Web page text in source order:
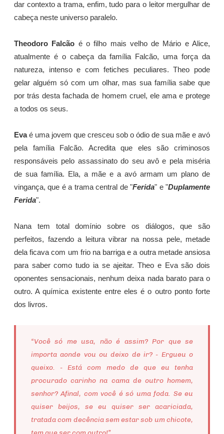
dar contexto a trama, enfim, tudo para o leitor mergulhar de
cabeça neste universo paralelo.
Theodoro Falcão é o filho mais velho de Mário e Alice,
atualmente é o cabeça da família Falcão, uma força da
natureza, intenso e com fetiches peculiares. Theo pode
gelar alguém só com um olhar, mas sua família sabe que
por trás desta fachada de homem cruel, ele ama e protege
a todos os seus.
Evaé uma jovem que cresceu sob o ódio de sua mãe e avó
pela família Falcão. Acredita que eles são criminosos
responsáveis pelo assassinato do seu avô e pela miséria
de sua família. Ela, a mãe e a avó armam um plano de
vingança, que é a trama central de "Ferida" e "Duplamente
Ferida".
Nana tem total domínio sobre os diálogos, que são
perfeitos, fazendo a leitura vibrar na nossa pele, metade
dela ficava com um frio na barriga e a outra metade ansiosa
para saber como tudo ia se ajeitar. Theo e Eva são dois
oponentes sensacionais, nenhum deixa nada barato para o
outro. A química existente entre eles é o outro ponto forte
dos livros.
“Você só me usa, não é assim? Por que se
importa aonde vou ou deixo de ir? - Ergueu o
queixo. - Está com medo de que eu tenha
procurado carinho na cama de outro homem,
senhor? Afinal, com você é só uma foda. Se eu
quiser beijos, se eu quiser ser acariciada,
tratada com decência sem estar sob um chicote,